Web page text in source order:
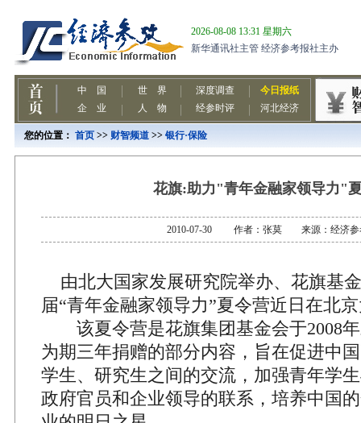
您的位置： 首页 >> 财智频道 >> 银行·保险
花旗:助力"青年金融家领导力"
2010-07-30 作者：张莫 来源：经济参
由北大国家发展研究院举办、花旗基
届“青年金融家领导力”夏令营近日在北
该夏令营是花旗集团基金会于2008年
为期三年捐赠的部分内容，旨在促进中
学生、研究生之间的交流，加强青年学
政府官员和企业领导的联系，培养中国